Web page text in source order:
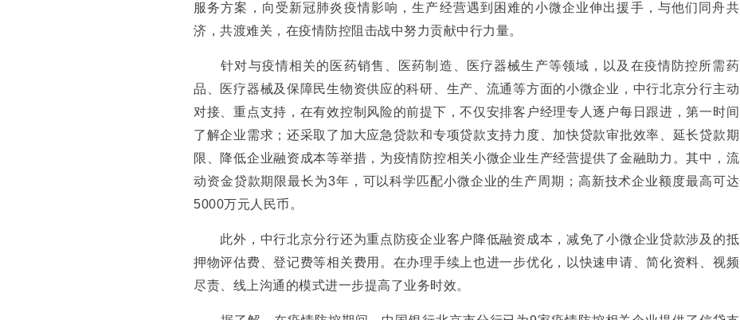
服务方案，向受新冠肺炎疫情影响，生产经营遇到困难的小微企业伸出援手，与他们同舟共
济，共渡难关，在疫情防控阻击战中努力贡献中行力量。
针对与疫情相关的医药销售、医药制造、医疗器械生产等领域，以及在疫情防控所需药
品、医疗器械及保障民生物资供应的科研、生产、流通等方面的小微企业，中行北京分行主动
对接、重点支持，在有效控制风险的前提下，不仅安排客户经理专人逐户每日跟进，第一时间
了解企业需求；还采取了加大应急贷款和专项贷款支持力度、加快贷款审批效率、延长贷款期
限、降低企业融资成本等举措，为疫情防控相关小微企业生产经营提供了金融助力。其中，流
动资金贷款期限最长为3年，可以科学匹配小微企业的生产周期；高新技术企业额度最高可达
5000万元人民币。
此外，中行北京分行还为重点防疫企业客户降低融资成本，减免了小微企业贷款涉及的抵
押物评估费、登记费等相关费用。在办理手续上也进一步优化，以快速申请、简化资料、视频
尽责、线上沟通的模式进一步提高了业务时效。